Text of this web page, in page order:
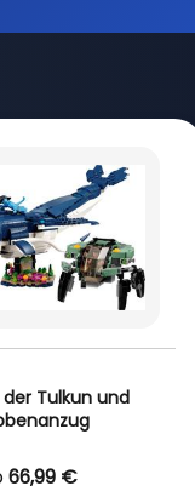
Tulkun und
66,99 €